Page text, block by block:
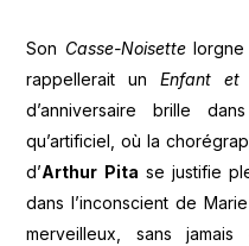
Son Casse-Noisettelorgne
rappellerait unEnfant et
d’anniversaire brille
qu’artificiel, où la
d’Arthur Pita se justifie
dans l’inconscient de
merveilleux, sans